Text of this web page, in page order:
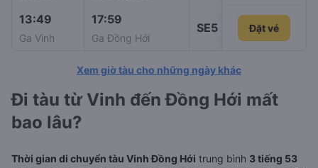
13:49
Ga Vinh
17:59
Ga Đồng Hới
SE5 301.000đ
Đặt vé
Đặt vé
Xem giờ tàu cho những ngày khác
Đi tàu từ Vinh đến Đồng Hới mất
bao lâu?
Thời gian di chuyển tàu Vinh Đồng Hới trung bình 3 tiếng 53